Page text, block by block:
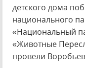
детского дома
национального
«Национальный
«Животные
провели